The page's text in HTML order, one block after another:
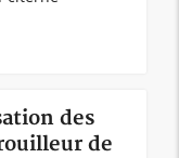
des
de